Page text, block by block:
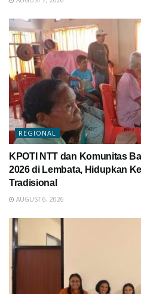
REGIONAL
KPOTI NTT dan Komunitas
2026 di Lembata, Hidupkan
Tradisional
AUGUST 6, 2026